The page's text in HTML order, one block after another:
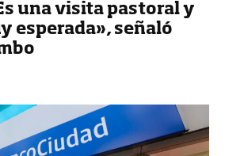
una visita pastoral y
esperada», señaló